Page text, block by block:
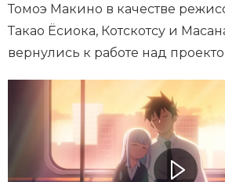
Томоэ Макино в качестве
Такао Ёсиока, Котскотсу и
вернулись к работе над